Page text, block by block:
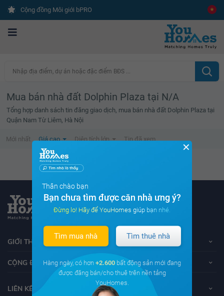
Cộng đồng Môi giới bPRO
Nhập địa điểm, dự án hoặc đặc điểm BĐS ...
Mua bán nhà đất Dolphin Plaza tại N/A
Tổng hợp danh sách tin đăng giao dịch, mua bán nhà đất Dolphin Plaza tại
Quận Nam Từ Liêm, Hà Nội
Mới nhất Giá cao Diện tích lớn Tin đã xem
Không tìm thấy tin bất động sản nào
GIỚI THIỆU VỀ YOUHOMES
CỘNG ĐỒNG YOUHOMERS
LIÊN KẾT
✕
Thân chào bạn
Bạn chưa tìm được căn nhà ưng ý?
Đừng lo! Hãy để YouHomes giúp bạn nhé.
Tìm mua nhà Tìm thuê nhà
Hàng ngày, có hơn +2.600 bất động sản mới đang
được đăng bán/cho thuê trên nền tảng
YouHomes.